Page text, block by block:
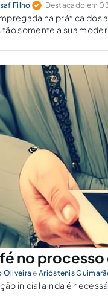
Filho Destacado em
na prática dos
somente a sua
no
Oliveira eArióstenis
inicial ainda é